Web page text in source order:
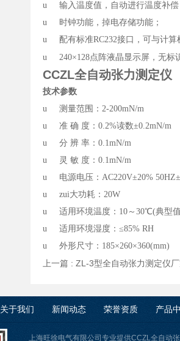
u
输入温度值，自动进行温度补
u
时钟功能，掉电存储功能；
u
配有标准RC232接口，可与计
u
240×128点阵液晶显示屏，无标
CCZL全自动张力测定仪
技术参数
u
测量范围：2-200mN/m
u
准 确 度： 0.2%读数±0.2mN/m
u
分 辨 率：0.1mN/m
u
灵 敏 度：0.1mN/m
u
电源电压：AC220V±20%
u
zui大功耗：20W
u
适用环境温度：10～30℃(典型
u
适用环境湿度：≤85% RH
u
外形尺寸：185×260×360(mm)
上一篇 : ZL-3型全自动张力测定仪
关于我们 新闻动态 荣誉资质 产品
上海旺徐电气有限公司专业提供CCZL全自动